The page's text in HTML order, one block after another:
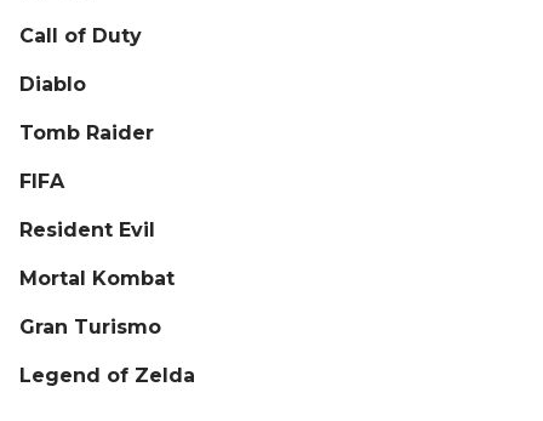
Call of Duty
Diablo
Tomb Raider
FIFA
Resident Evil
Mortal Kombat
Gran Turismo
Legend of Zelda